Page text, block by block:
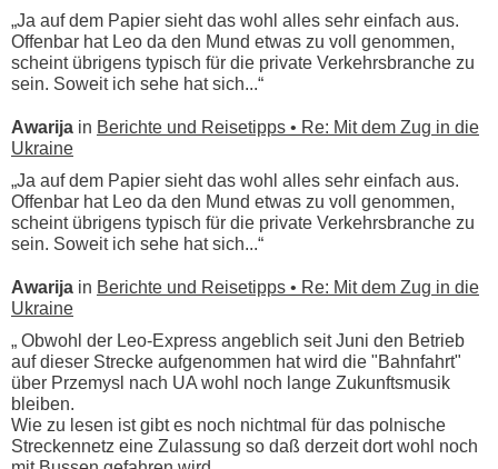
„Ja auf dem Papier sieht das wohl alles sehr einfach aus.
Offenbar hat Leo da den Mund etwas zu voll genommen,
scheint übrigens typisch für die private Verkehrsbranche zu
sein. Soweit ich sehe hat sich...“
Awarija in Berichte und Reisetipps • Re: Mit dem Zug in die
Ukraine
„Ja auf dem Papier sieht das wohl alles sehr einfach aus.
Offenbar hat Leo da den Mund etwas zu voll genommen,
scheint übrigens typisch für die private Verkehrsbranche zu
sein. Soweit ich sehe hat sich...“
Awarija in Berichte und Reisetipps • Re: Mit dem Zug in die
Ukraine
„ Obwohl der Leo-Express angeblich seit Juni den Betrieb
auf dieser Strecke aufgenommen hat wird die "Bahnfahrt"
über Przemysl nach UA wohl noch lange Zukunftsmusik
bleiben.
Wie zu lesen ist gibt es noch nichtmal für das polnische
Streckennetz eine Zulassung so daß derzeit dort wohl noch